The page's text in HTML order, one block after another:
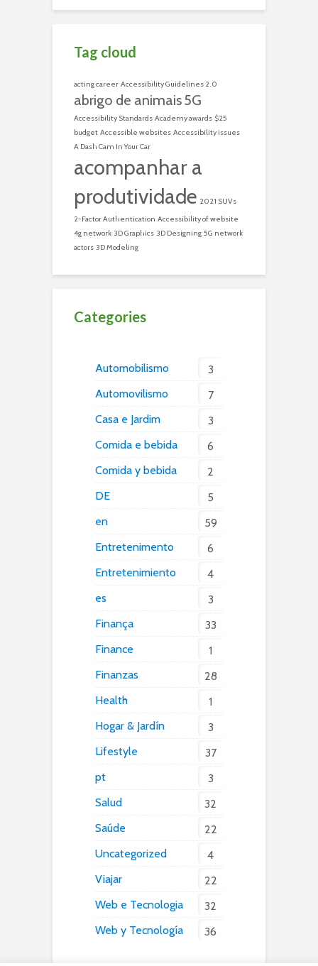
Tag cloud
acting career Accessibility Guidelines 2.0
abrigo de animais5G
Accessibility Standards Academy awards $25
budget Accessible websites Accessibility issues
A Dash Cam In Your Car
acompanhar a
produtividade 2021 SUVs
2-Factor Authentication Accessibility of website
4g network 3D Graphics 3D Designing 5G network
actors 3D Modeling
Categories
Automobilismo
3
Automovilismo
7
Casa e Jardim
3
Comida e bebida
6
Comida y bebida
2
DE
5
en
59
Entretenimento
6
Entretenimiento
4
es
3
Finança
33
Finance
1
Finanzas
28
Health
1
Hogar & Jardín
3
Lifestyle
37
pt
3
Salud
32
Saúde
22
Uncategorized
4
Viajar
22
Web e Tecnologia
32
Web y Tecnología
36